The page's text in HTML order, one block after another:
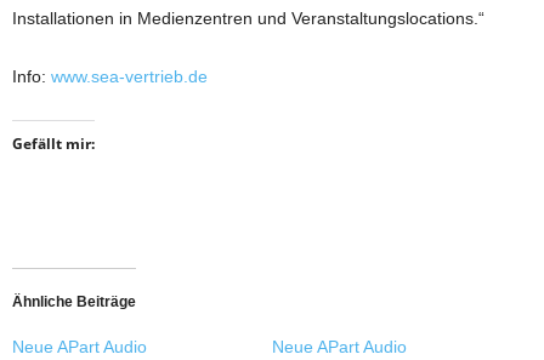
Installationen in Medienzentren und Veranstaltungslocations.“
Info: www.sea-vertrieb.de
Gefällt mir:
Ähnliche Beiträge
Neue APart Audio
Neue APart Audio